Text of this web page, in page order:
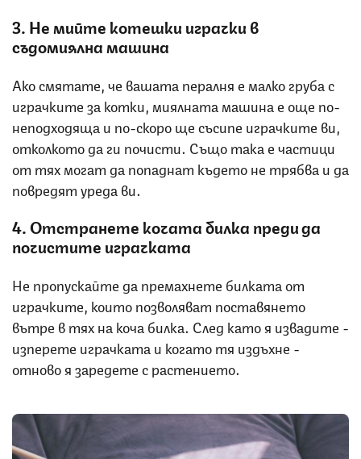
3. Не мийте котешки играчки в
съдомиялна машина
Ако смятате, че вашата пералня е малко груба с
играчките за котки, миялната машина е още по-
неподходяща и по-скоро ще съсипе играчките ви,
отколкото да ги почисти. Също така е частици
от тях могат да попаднат където не трябва и да
повредят уреда ви.
4. Отстранете кочата билка преди да
почистите играчката
Не пропускайте да премахнете билката от
играчките, които позволяват поставянето
вътре в тях на коча билка. След като я извадите -
изперете играчката и когато тя издъхне -
отново я заредете с растението.